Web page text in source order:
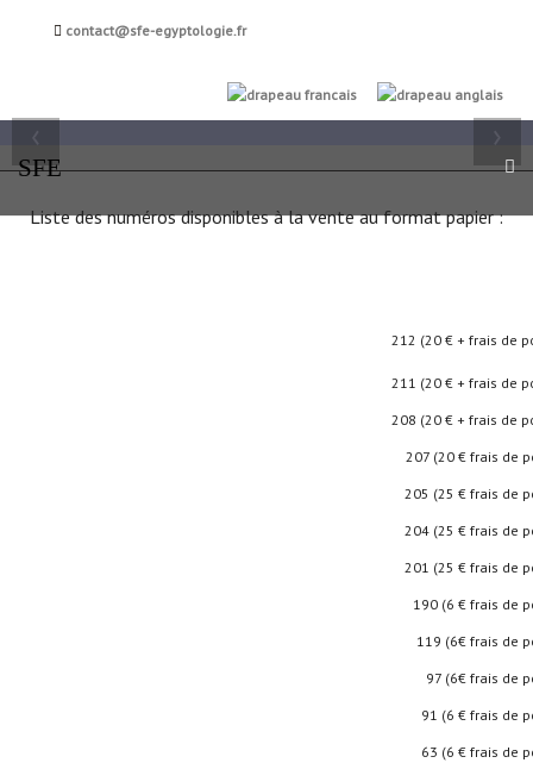
contact@sfe-egyptologie.fr
SFE
›
‹
Liste des numéros disponibles à la vente au format papier :
212 (20 € + frais de
211 (20 € + frais de
208 (20 € + frais de
207 (20 € frais de
205 (25 € frais de
204 (25 € frais de
201 (25 € frais de
190 (6 € frais de
119 (6€ frais de
97 (6€ frais de
91 (6 € frais de
63 (6 € frais de